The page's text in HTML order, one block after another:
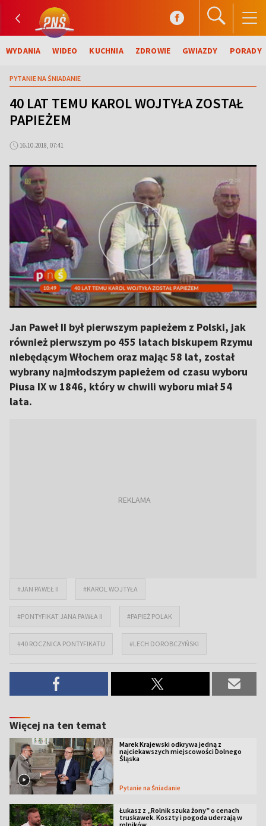
WYDANIA WIDEO KUCHNIA ZDROWIE GWIAZDY PORADY
PYTANIE NA ŚNIADANIE
40 LAT TEMU KAROL WOJTYŁA ZOSTAŁ
PAPIEŻEM
16.10.2018, 07:41
Jan Paweł II był pierwszym papieżem z Polski, jak
również pierwszym po 455 latach biskupem Rzymu
niebędącym Włochem oraz mając 58 lat, został
wybrany najmłodszym papieżem od czasu wyboru
Piusa IX w 1846, który w chwili wyboru miał 54
lata.
#JAN PAWEŁ II #KAROL WOJTYŁA
#PONTYFIKAT JANA PAWŁA II #PAPIEŻ POLAK
#40 ROCZNICA PONTYFIKATU #LECH DOROBCZYŃSKI
Więcej na ten temat
Marek Krajewski odkrywa jedną z
najciekawszych miejscowości Dolnego
Śląska
Pytanie na Śniadanie
Łukasz z „Rolnik szuka żony” o cenach
truskawek. Koszty i pogoda uderzają w